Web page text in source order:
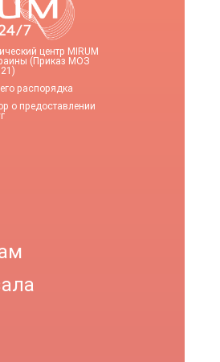
центр MIRUM
(Приказ МОЗ
распорядка
о предоставлении